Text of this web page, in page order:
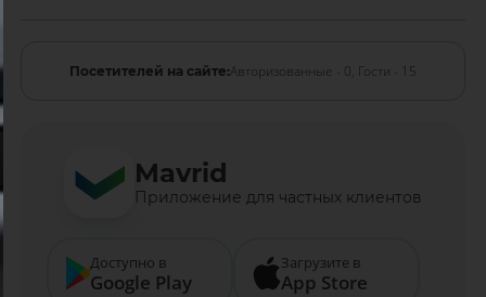
Посетителей на сайте:Авторизованные - 0, Гости - 15
Mavrid
Приложение для частных клиентов
Доступно в
Google Play
Загрузите в
App Store